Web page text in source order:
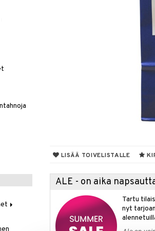
LISÄÄ TOIVELISTALLE
ALE - on aika
Tartu
nyt